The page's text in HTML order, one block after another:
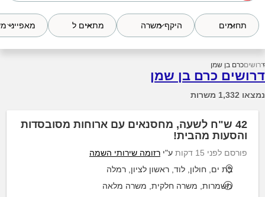
תחומים היקף משרה מתאים ל מאפייני
דרושיםכרם בן שמן
דרושים כרם בן שמן
נמצאו 1,332 משרות
42 ש"ח לשעה, מחסנאים עם ארוחות מסובסדות
והסעות מהבית!
פורסם לפני 15 דקות ע"י רזומה שירותי השמה
בת ים, חולון, לוד, ראשון לציון, רמלה
משמרות, משרה חלקית, משרה מלאה